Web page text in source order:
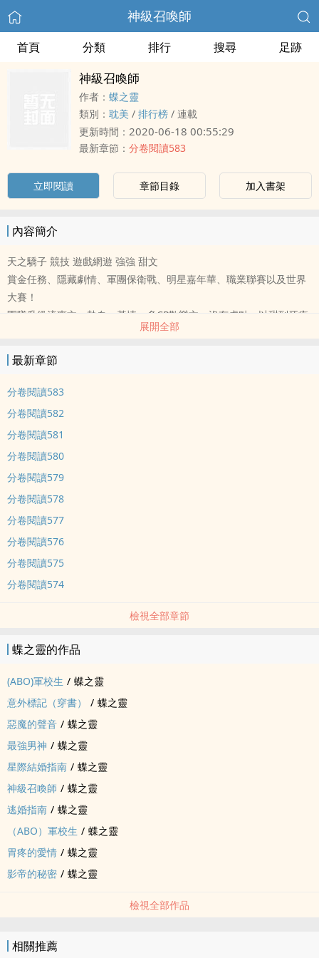
神級召喚師
首頁 分類 排行 搜尋 足跡
神級召喚師
作者： 蝶之靈
類別： 耽美 / 排行榜 / 連載
更新時間： 2020-06-18 00:55:29
最新章節： 分卷閱讀583
立即閱讀 章節目錄 加入書架
內容簡介
天之驕子 競技 遊戲網遊 強強 甜文
賞金任務、隱藏劇情、軍團保衛戰、明星嘉年華、職業聯賽以及世界
大賽！
團隊升級流爽文，熱血、基情，多CP歡樂文，沒有虐點，以甜到牙疼
展開全部
最新章節
分卷閱讀583
分卷閱讀582
分卷閱讀581
分卷閱讀580
分卷閱讀579
分卷閱讀578
分卷閱讀577
分卷閱讀576
分卷閱讀575
分卷閱讀574
檢視全部章節
蝶之靈的作品
(ABO)軍校生 / 蝶之靈
意外標記（穿書）
/ 蝶之靈
惡魔的聲音 / 蝶之靈
最強男神 / 蝶之靈
星際結婚指南 / 蝶之靈
神級召喚師 / 蝶之靈
逃婚指南 / 蝶之靈
（ABO）軍校生 / 蝶之靈
胃疼的愛情 / 蝶之靈
影帝的秘密 / 蝶之靈
檢視全部作品
相關推薦